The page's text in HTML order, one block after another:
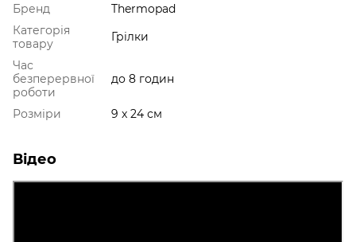
Бренд
Thermopad
Категорія
товару
Грілки
Час
безперервної
роботи
до 8 годин
Розміри 9 x 24 см
Відео